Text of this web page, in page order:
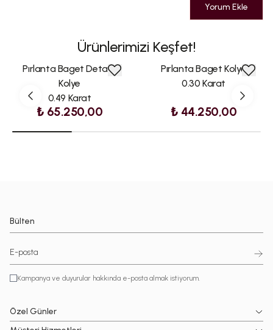
Yorum Ekle
Ürünlerimizi Keşfet!
Pırlanta Baget Detaylı
Kolye
0.49 Karat
₺ 65.250,00
Pırlanta Baget Kolye
0.30 Karat
₺ 44.250,00
Bülten
Kampanya ve duyurular hakkında e-posta almak istiyorum.
Özel Günler